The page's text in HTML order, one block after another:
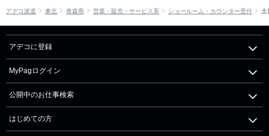
アデコ派遣 東北 青森県 営業・販売・サービス系 ショールーム・カウンター受付 土
アデコに登録
MyPagログイン
公開中のお仕事検索
はじめての方